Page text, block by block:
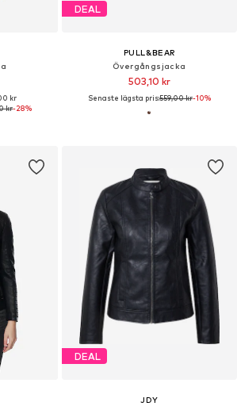
kr
kr-28%
DEAL
PULL&BEAR
Övergångsjacka
503,10 kr
Senaste lägsta pris:559,00 kr-10%
DEAL
JDY